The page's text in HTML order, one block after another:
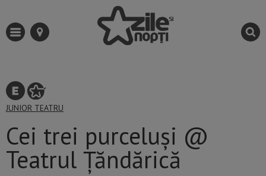
JUNIOR TEATRU
Cei trei purceluşi @
Teatrul Țăndărică